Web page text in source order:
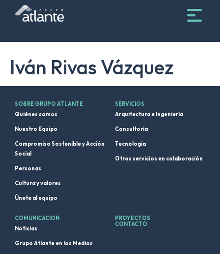
Iván Rivas Vázquez
SOBRE GRUPO ATLANTE
Quiénes somos
Nuestro Equipo
Compromiso Sostenible y Acción
Social
Personas
Cultura y valores
Únete al equipo
SERVICIOS
Arquitectura e Ingeniería
Consultoría
Tecnología
Otros servicios en colaboración
COMUNICACION
Noticias
Grupo Atlante en los Medios
PROYECTOS
CONTACTO